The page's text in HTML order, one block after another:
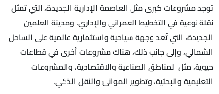
توجد مشروعات كبرى مثل العاصمة الإدارية الجديدة، التي تمثل
نقلة نوعية في التخطيط العمراني والإداري، ومدينة العلمين
الجديدة، التي تُعد وجهة سياحية واستثمارية عالمية على الساحل
الشمالي، وإلى جانب ذلك، هناك مشروعات أخرى في قطاعات
حيوية، مثل المناطق الصناعية والاقتصادية، والمشروعات
التعليمية والبحثية، وتطوير الموانئ والنقل الذكي.